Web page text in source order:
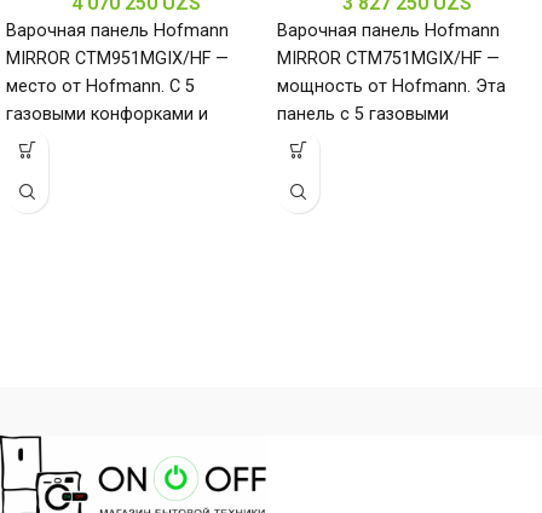
Варочная панель Hofmann
MIRROR CTM951MGIX/HF —
место от Hofmann. С 5
газовыми конфорками и
поверхностью из
(габариты 80
Варочная панель Hofmann
MIRROR CTM751MGIX/HF —
мощность от Hofmann. Эта
панель с 5 газовыми
конфорками и нержавеющей